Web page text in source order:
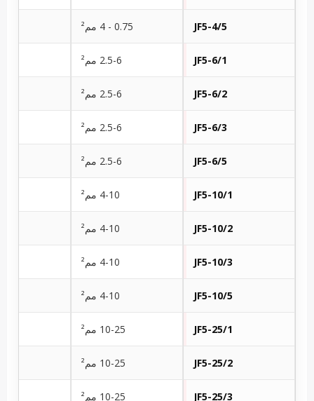
JF5-4/5 0.75 - 4 مم²
JF5-6/1 2.5-6 مم²
JF5-6/2 2.5-6 مم²
JF5-6/3 2.5-6 مم²
JF5-6/5 2.5-6 مم²
JF5-10/1 4-10 مم²
JF5-10/2 4-10 مم²
JF5-10/3 4-10 مم²
JF5-10/5 4-10 مم²
JF5-25/1 10-25 مم²
JF5-25/2 10-25 مم²
JF5-25/3 10-25 مم²